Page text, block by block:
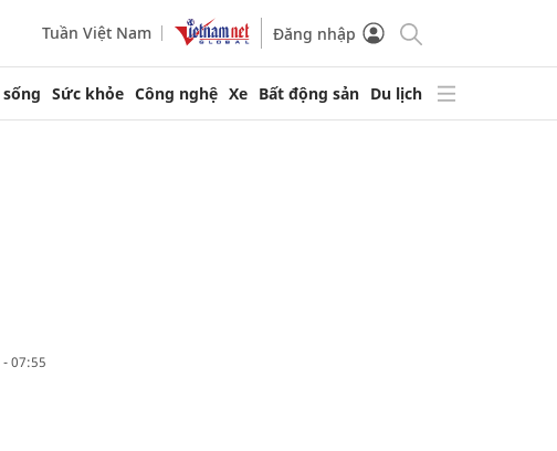
Tuần Việt Nam Đăng nhập
Sức khỏe Công nghệ Xe Bất động sản Du lịch
- 07:55